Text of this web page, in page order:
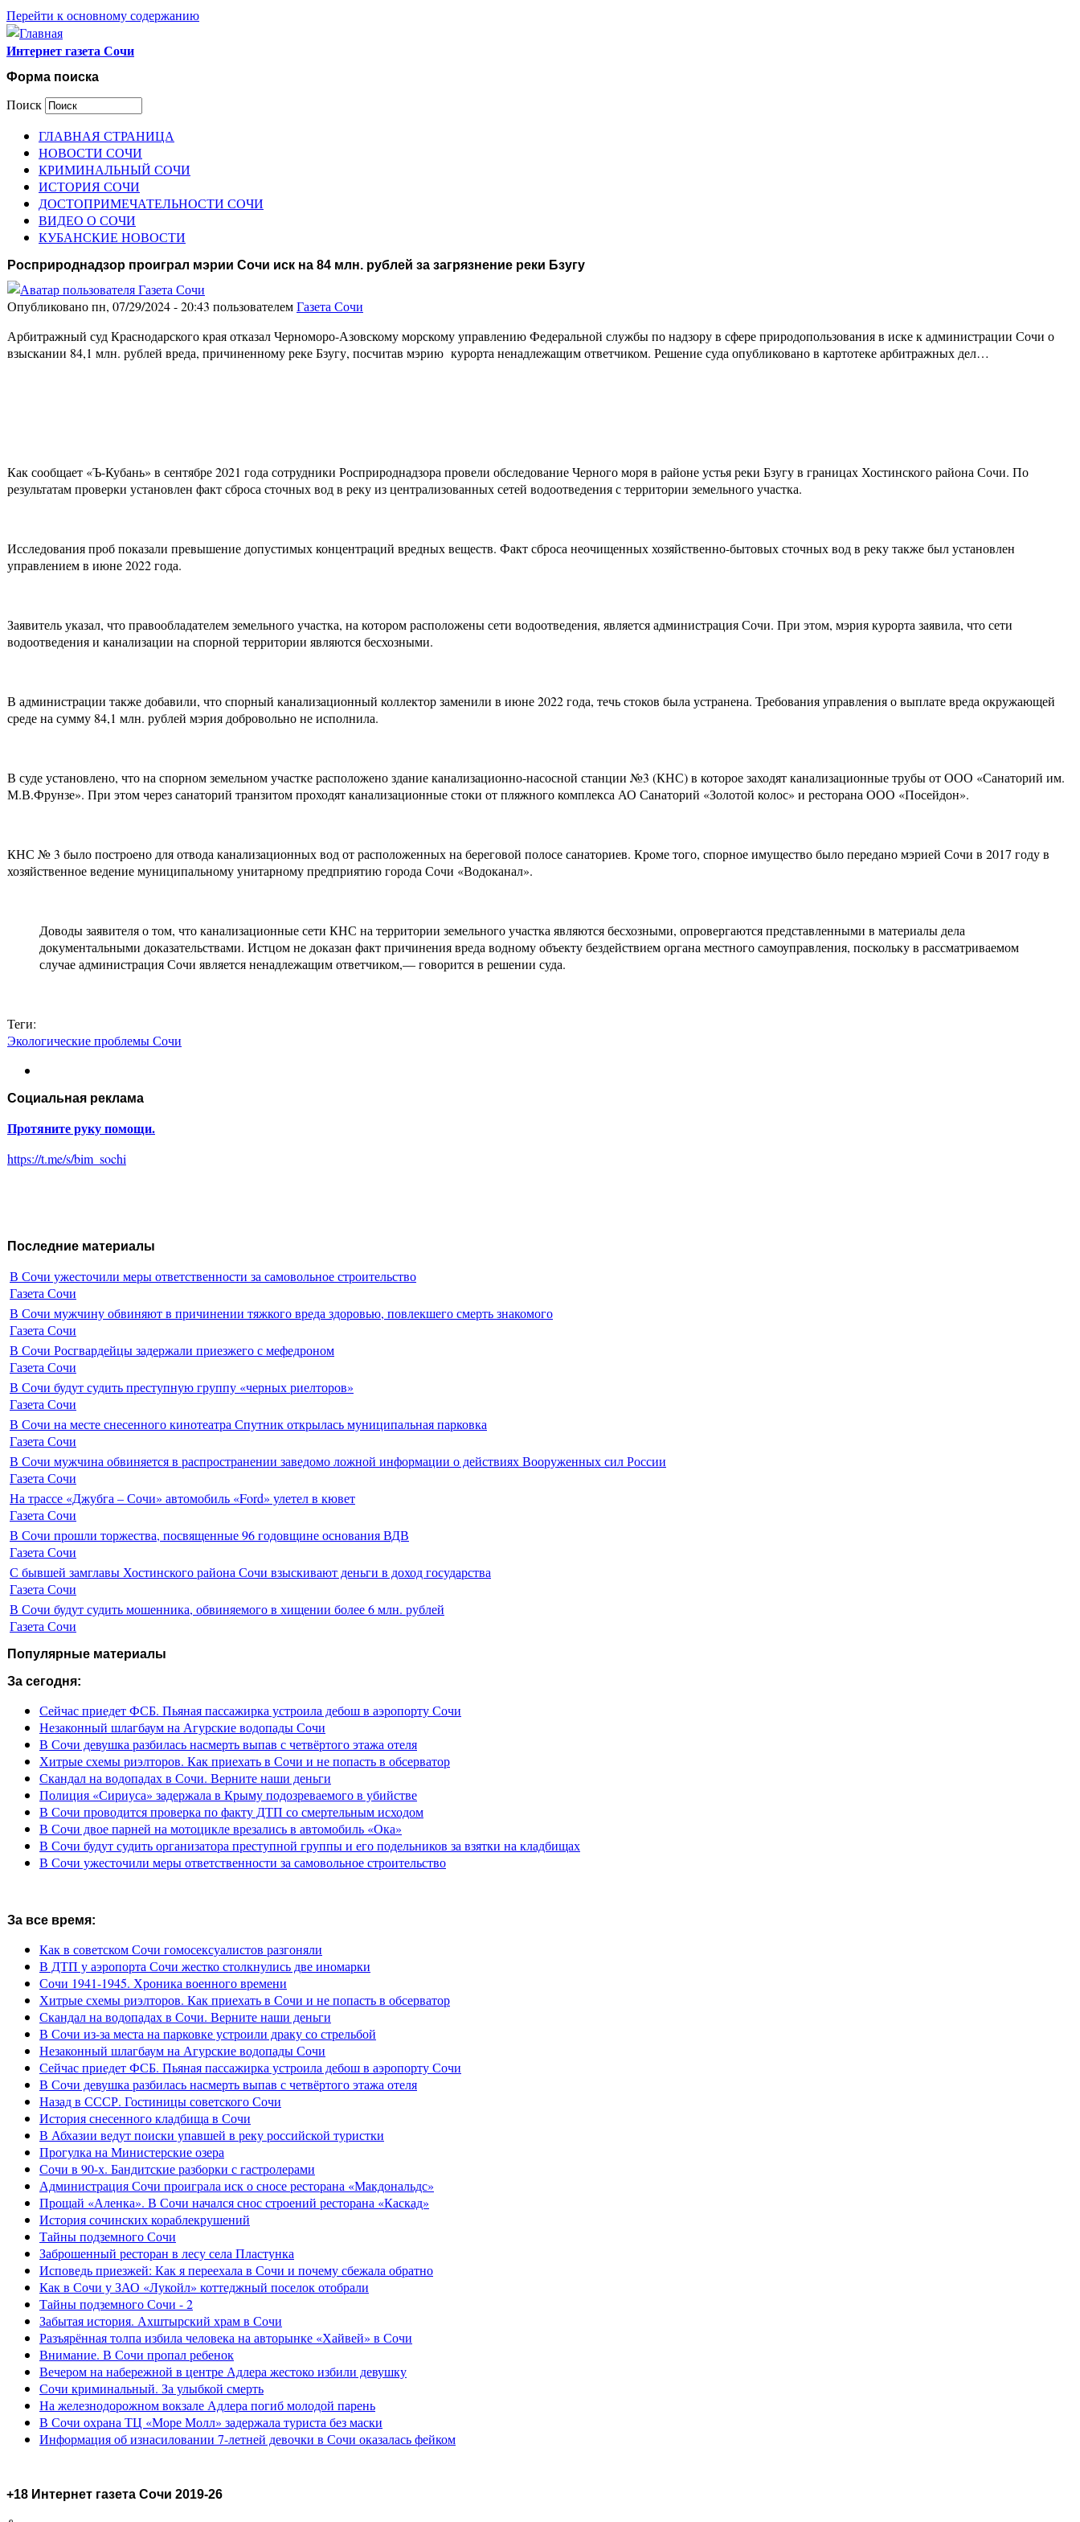
Перейти к основному содержанию
Интернет газета Сочи
Форма поиска
Поиск
ГЛАВНАЯ СТРАНИЦА
НОВОСТИ СОЧИ
КРИМИНАЛЬНЫЙ СОЧИ
ИСТОРИЯ СОЧИ
ДОСТОПРИМЕЧАТЕЛЬНОСТИ СОЧИ
ВИДЕО О СОЧИ
КУБАНСКИЕ НОВОСТИ
Росприроднадзор проиграл мэрии Сочи иск на 84 млн. рублей за загрязнение реки Бзугу
Опубликовано пн, 07/29/2024 - 20:43 пользователемГазета Сочи
Арбитражный суд Краснодарского края отказал Черноморо-Азовскому морскому управлению Федеральной службы по надзору в сфере природопользования в иске к администрации Сочи о
взыскании 84,1 млн. рублей вреда, причиненному реке Бзугу, посчитав мэрию курорта ненадлежащим ответчиком. Решение суда опубликовано в картотеке арбитражных дел…
Как сообщает «Ъ-Кубань» в сентябре 2021 года сотрудники Росприроднадзора провели обследование Черного моря в районе устья реки Бзугу в границах Хостинского района Сочи. По
результатам проверки установлен факт сброса сточных вод в реку из централизованных сетей водоотведения с территории земельного участка.
Исследования проб показали превышение допустимых концентраций вредных веществ. Факт сброса неочищенных хозяйственно-бытовых сточных вод в реку также был установлен
управлением в июне 2022 года.
Заявитель указал, что правообладателем земельного участка, на котором расположены сети водоотведения, является администрация Сочи. При этом, мэрия курорта заявила, что сети
водоотведения и канализации на спорной территории являются бесхозными.
В администрации также добавили, что спорный канализационный коллектор заменили в июне 2022 года, течь стоков была устранена. Требования управления о выплате вреда окружающей
среде на сумму 84,1 млн. рублей мэрия добровольно не исполнила.
В суде установлено, что на спорном земельном участке расположено здание канализационно-насосной станции №3 (КНС) в которое заходят канализационные трубы от ООО «Санаторий им.
М.В.Фрунзе». При этом через санаторий транзитом проходят канализационные стоки от пляжного комплекса АО Санаторий «Золотой колос» и ресторана ООО «Посейдон».
КНС № 3 было построено для отвода канализационных вод от расположенных на береговой полосе санаториев. Кроме того, спорное имущество было передано мэрией Сочи в 2017 году в
хозяйственное ведение муниципальному унитарному предприятию города Сочи «Водоканал».
Доводы заявителя о том, что канализационные сети КНС на территории земельного участка являются бесхозными, опровергаются представленными в материалы дела
документальными доказательствами. Истцом не доказан факт причинения вреда водному объекту бездействием органа местного самоуправления, поскольку в рассматриваемом
случае администрация Сочи является ненадлежащим ответчиком,— говорится в решении суда.
Теги:
Экологические проблемы Сочи
Социальная реклама
Протяните руку помощи.
https://t.me/s/bim_sochi
Последние материалы
В Сочи ужесточили меры ответственности за самовольное строительство
Газета Сочи
В Сочи мужчину обвиняют в причинении тяжкого вреда здоровью, повлекшего смерть знакомого
Газета Сочи
В Сочи Росгвардейцы задержали приезжего с мефедроном
Газета Сочи
В Сочи будут судить преступную группу «черных риелторов»
Газета Сочи
В Сочи на месте снесенного кинотеатра Спутник открылась муниципальная парковка
Газета Сочи
В Сочи мужчина обвиняется в распространении заведомо ложной информации о действиях Вооруженных сил России
Газета Сочи
На трассе «Джубга – Сочи» автомобиль «Ford» улетел в кювет
Газета Сочи
В Сочи прошли торжества, посвященные 96 годовщине основания ВДВ
Газета Сочи
С бывшей замглавы Хостинского района Сочи взыскивают деньги в доход государства
Газета Сочи
В Сочи будут судить мошенника, обвиняемого в хищении более 6 млн. рублей
Газета Сочи
Популярные материалы
За сегодня:
Сейчас приедет ФСБ. Пьяная пассажирка устроила дебош в аэропорту Сочи
Незаконный шлагбаум на Агурские водопады Сочи
В Сочи девушка разбилась насмерть выпав с четвёртого этажа отеля
Хитрые схемы риэлторов. Как приехать в Сочи и не попасть в обсерватор
Скандал на водопадах в Сочи. Верните наши деньги
Полиция «Сириуса» задержала в Крыму подозреваемого в убийстве
В Сочи проводится проверка по факту ДТП со смертельным исходом
В Сочи двое парней на мотоцикле врезались в автомобиль «Ока»
В Сочи будут судить организатора преступной группы и его подельников за взятки на кладбищах
В Сочи ужесточили меры ответственности за самовольное строительство
За все время:
Как в советском Сочи гомосексуалистов разгоняли
В ДТП у аэропорта Сочи жестко столкнулись две иномарки
Сочи 1941-1945. Хроника военного времени
Хитрые схемы риэлторов. Как приехать в Сочи и не попасть в обсерватор
Скандал на водопадах в Сочи. Верните наши деньги
В Сочи из-за места на парковке устроили драку со стрельбой
Незаконный шлагбаум на Агурские водопады Сочи
Сейчас приедет ФСБ. Пьяная пассажирка устроила дебош в аэропорту Сочи
В Сочи девушка разбилась насмерть выпав с четвёртого этажа отеля
Назад в СССР. Гостиницы советского Сочи
История снесенного кладбища в Сочи
В Абхазии ведут поиски упавшей в реку российской туристки
Прогулка на Министерские озера
Сочи в 90-х. Бандитские разборки с гастролерами
Администрация Сочи проиграла иск о сносе ресторана «Макдональдс»
Прощай «Аленка». В Сочи начался снос строений ресторана «Каскад»
История сочинских кораблекрушений
Тайны подземного Сочи
Заброшенный ресторан в лесу села Пластунка
Исповедь приезжей: Как я переехала в Сочи и почему сбежала обратно
Как в Сочи у ЗАО «Лукойл» коттеджный поселок отобрали
Тайны подземного Сочи - 2
Забытая история. Ахштырский храм в Сочи
Разъярённая толпа избила человека на авторынке «Хайвей» в Сочи
Внимание. В Сочи пропал ребенок
Вечером на набережной в центре Адлера жестоко избили девушку
Сочи криминальный. За улыбкой смерть
На железнодорожном вокзале Адлера погиб молодой парень
В Сочи охрана ТЦ «Море Молл» задержала туриста без маски
Информация об изнасиловании 7-летней девочки в Сочи оказалась фейком
+18 Интернет газета Сочи 2019-26